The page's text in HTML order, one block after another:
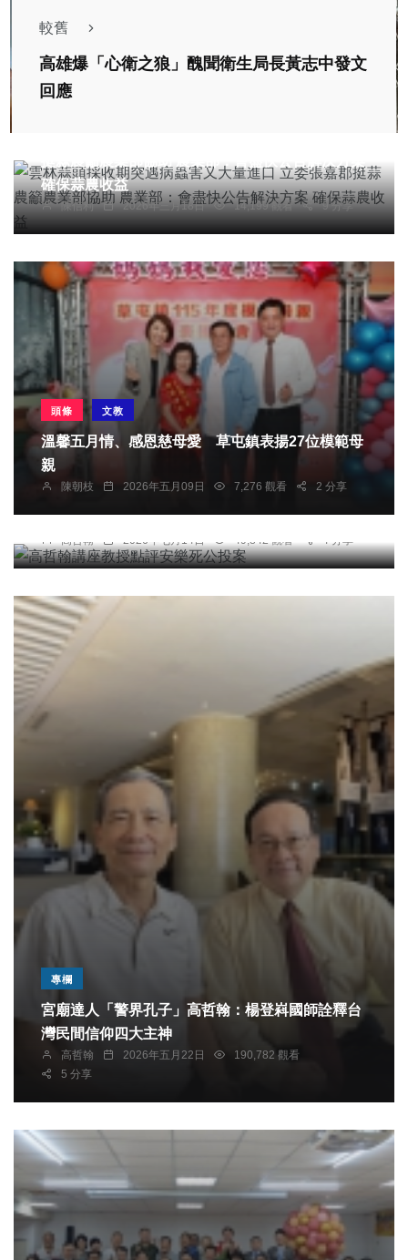
較舊
高雄爆「心衛之狼」醜聞衛生局長黃志中發文
回應
確保蒜農收益
陳信利 2026年三月18日 14,199 觀看 9 分享
頭條 文教
溫馨五月情、感恩慈母愛 草屯鎮表揚27位模範母
親
陳朝枝 2026年五月09日 7,276 觀看 2 分享
專欄
高哲翰講座教授點評安樂死公投案
高哲翰 2026年七月14日 49,842 觀看 4 分享
專欄
宮廟達人「警界孔子」高哲翰：楊登嵙國師詮釋台
灣民間信仰四大主神
高哲翰 2026年五月22日
190,782 觀看
5 分享